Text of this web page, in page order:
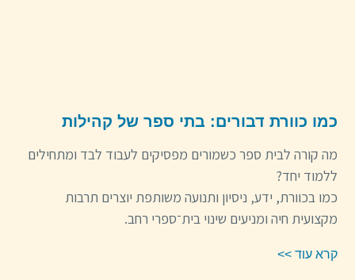
כמו כוורת דבורים: בתי ספר של קהילות
מה קורה לבית ספר כשמורים מפסיקים לעבוד לבד ומתחילים
ללמוד יחד?
כמו בכוורת, ידע, ניסיון ותנועה משותפת יוצרים תרבות
מקצועית חיה ומניעים שינוי בית־ספרי רחב.
קרא עוד >>